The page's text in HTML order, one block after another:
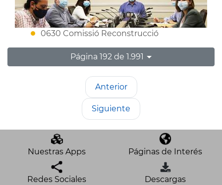
0630 Comissió Reconstrucció
Página 192 de 1.991
Anterior
Siguiente
Nuestras Apps Páginas de Interés
Redes Sociales Descargas